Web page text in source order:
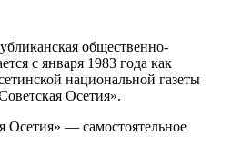
общественно-
с января 1983 года как
национальной газеты
Осетия».
Осетия» — самостоятельное